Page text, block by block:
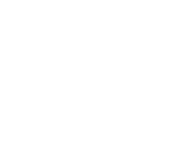
hotelů